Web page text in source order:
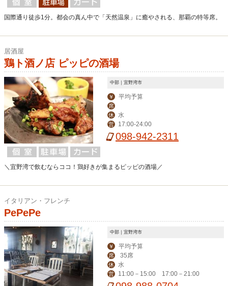
国際通り徒歩1分。都会の真ん中で「天然温泉」に癒やされる、那覇の特等席。
居酒屋
鶏ト酒ノ店 ピッピの酒場
中部｜宜野湾市
￥ 平均予算
席
休
水
営 17:00-24:00
098-942-2311
＼宜野湾で飲むならココ！鶏好きが集まるピッピの酒場／
イタリアン・フレンチ
PePePe
中部｜宜野湾市
￥ 平均予算
席 35席
休 水
営 11:00－15:00 17:00－21:00